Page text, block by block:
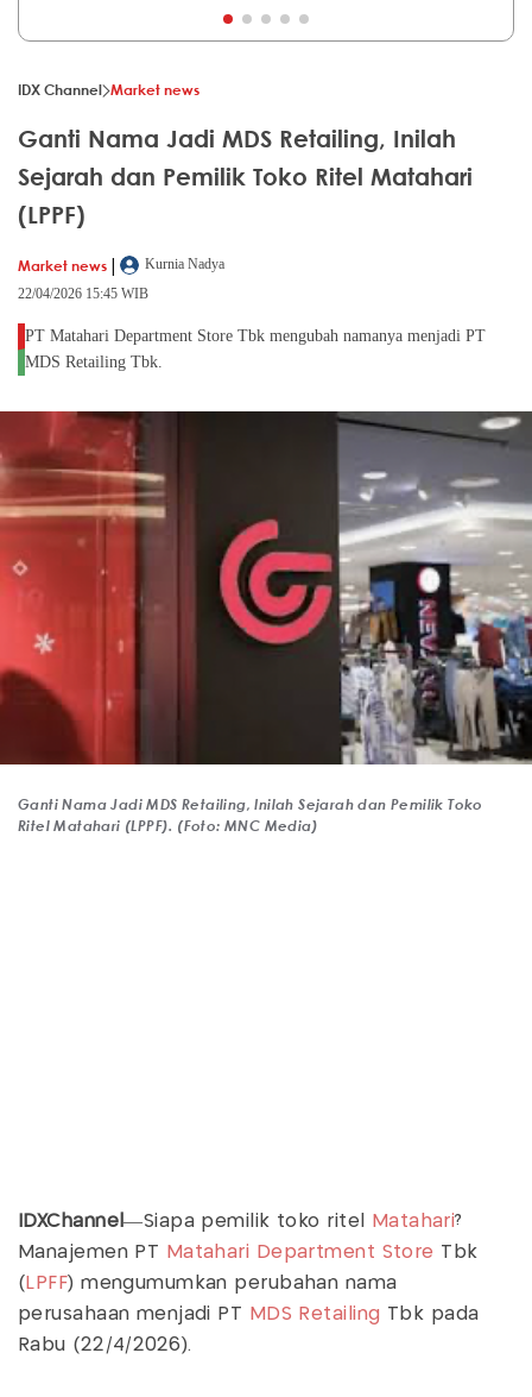
IDX Channel Market news
Ganti Nama Jadi MDS Retailing, Inilah
Sejarah dan Pemilik Toko Ritel Matahari
(LPPF)
Market news |
Kurnia Nadya
22/04/2026 15:45 WIB
PT Matahari Department Store Tbk mengubah namanya menjadi PT
MDS Retailing Tbk.
Ganti Nama Jadi MDS Retailing, Inilah Sejarah dan Pemilik Toko
Ritel Matahari (LPPF). (Foto: MNC Media)
IDXChannel—Siapa pemilik toko ritel Matahari?
Manajemen PT
Matahari Department Store Tbk
( LPFF) mengumumkan perubahan nama
perusahaan menjadi PT
MDS Retailing Tbk pada
Rabu (22/4/2026).